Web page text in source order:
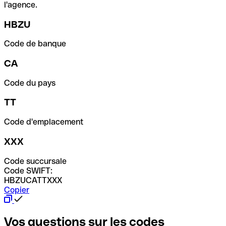
l'agence.
HBZU
Code de banque
CA
Code du pays
TT
Code d'emplacement
XXX
Code succursale
Code SWIFT:
HBZUCATTXXX
Copier
Vos questions sur les codes